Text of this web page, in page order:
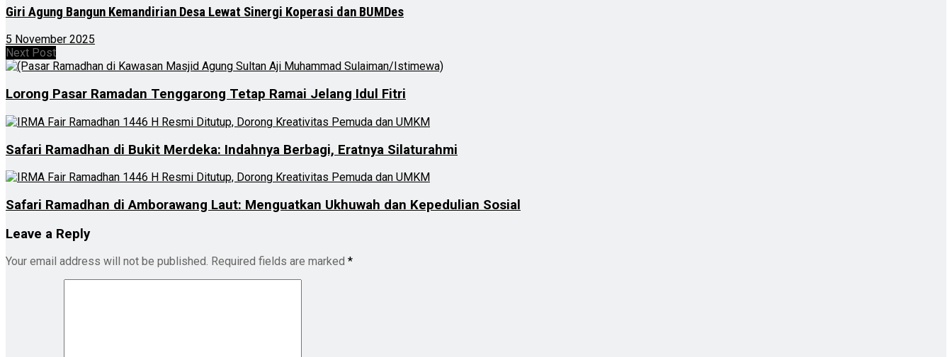
Giri Agung Bangun Kemandirian Desa Lewat Sinergi Koperasi dan BUMDes
5 November 2025
Next Post
Lorong Pasar Ramadan Tenggarong Tetap Ramai Jelang Idul Fitri
Safari Ramadhan di Bukit Merdeka: Indahnya Berbagi, Eratnya Silaturahmi
Safari Ramadhan di Amborawang Laut: Menguatkan Ukhuwah dan Kepedulian Sosial
Leave a Reply
Your email address will not be published. Required fields are marked *